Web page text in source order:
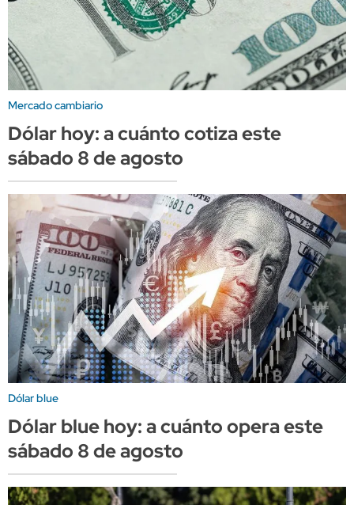
Mercado cambiario
Dólar hoy: a cuánto cotiza este
sábado 8 de agosto
Dólar blue
Dólar blue hoy: a cuánto opera este
sábado 8 de agosto